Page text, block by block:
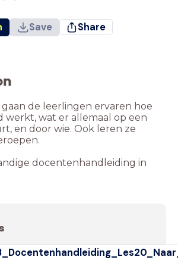
Save Share
gaan de leerlingen ervaren hoe
wat er allemaal op een
en door wie. Ook leren ze
docentenhandleiding in